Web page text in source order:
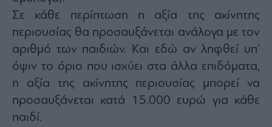
Σε κάθε περίπτωση η αξία της ακίνητης
περιουσίας θα προσαυξάνεται ανάλογα με τον
αριθμό των παιδιών. Και εδώ αν ληφθεί υπ’
όψιν το όριο που ισχύει στα άλλα επιδόματα,
η αξία της ακίνητης περιουσίας μπορεί να
προσαυξάνεται κατά 15.000 ευρώ για κάθε
παιδί.